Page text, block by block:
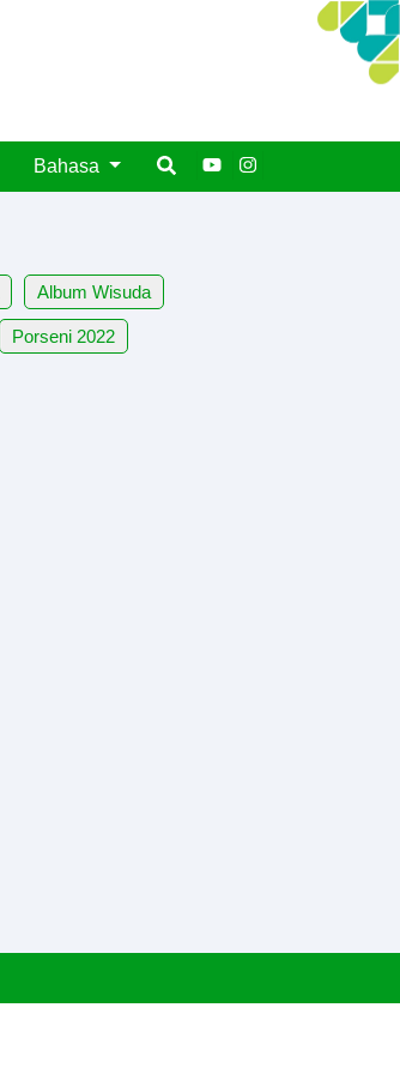
Bahasa
Album Wisuda
Porseni 2022